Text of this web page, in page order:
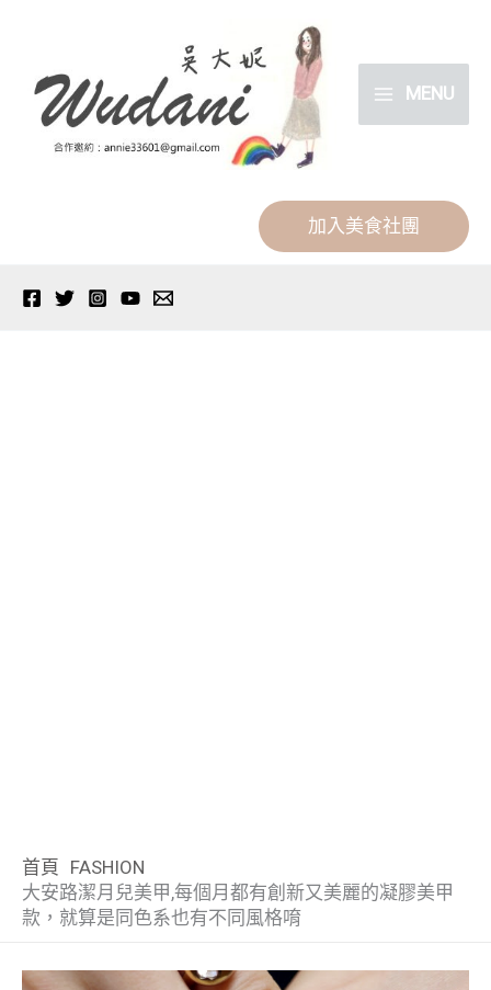
MENU
加入美食社團
首頁 FASHION
大安路潔月兒美甲,每個月都有創新又美麗的凝膠美甲
款，就算是同色系也有不同風格唷